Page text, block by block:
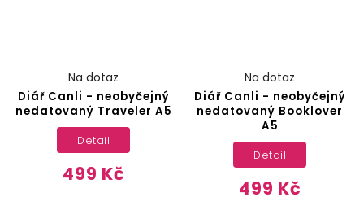
Diář Canli - neobyčejný
nedatovaný Traveler A5
Na dotaz
499 Kč
Detail
Diář Canli - neobyčejný
nedatovaný Booklover
A5
Na dotaz
499 Kč
Detail